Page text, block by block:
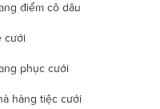
điểm cô dâu
cưới
phục cưới
hàng tiệc cưới